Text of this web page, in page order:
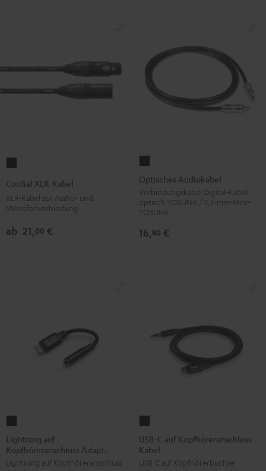
XLR-
Schwarz
Cordial XLR-Kabel
XLR‑Kabel zur Audio‑ und
Mikrofonverbindung
ab 21,00 €
Audiokabel
Schwarz
Optisches Audiokabel
Verbindungskabel Digital-Kabel
optisch TOSLINK / 3,5-mm-Mini-
TOSLINK
16,80 €
auf
Kopfhöreranschluss
Adapter
Lightning auf
Kopfhöreranschluss Adapter
Lightning auf Kopfhöreranschluss
C
auf
Kopfhöreranschluss
USB-C auf Kopfhöreranschluss
Kabel
USB-C auf Kopfhörerbuchse